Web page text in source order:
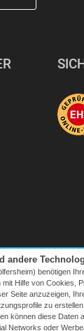
andere
benötigen
mit Hilfe von Cookies,
Seite anzuzeigen,
zu
können diese Daten
Networks oder